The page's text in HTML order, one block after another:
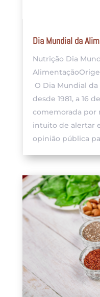
Dia Mundial da
Nutrição Dia
O Dia Mundial
desde 1981, a 16
comemorada por
intuito de alertar
opinião pública